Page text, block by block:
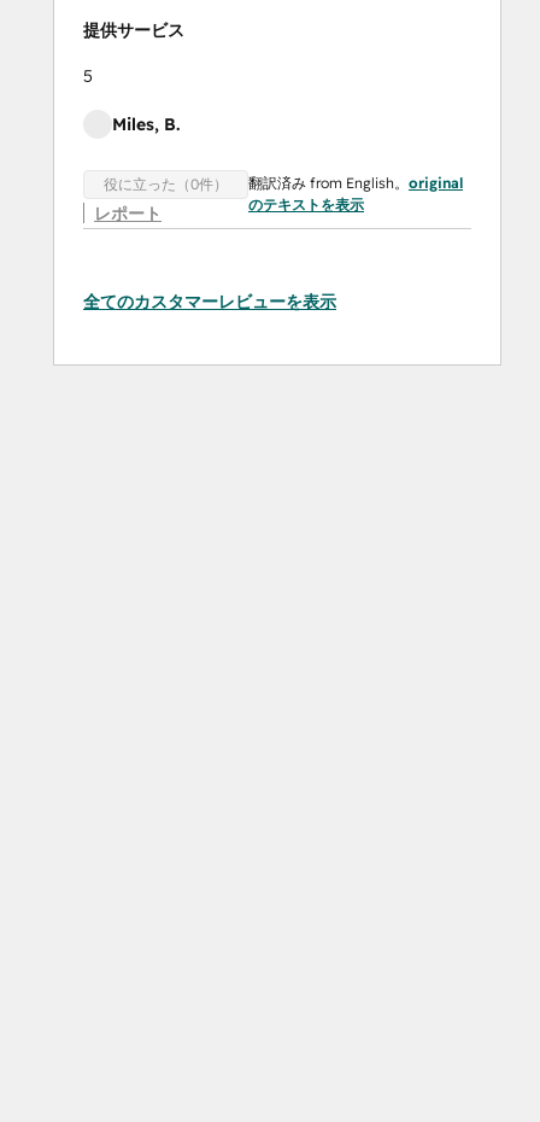
提供サービス
5
Miles, B.
役に立った（0件）
レポート
翻訳済み from English。 original
のテキストを表示
全てのカスタマーレビューを表示